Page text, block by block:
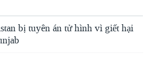
bị tuyên án tử hình vì giết hại